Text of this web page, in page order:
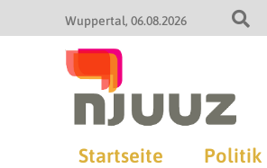
Wuppertal 06.08.2026
Startseite Politik